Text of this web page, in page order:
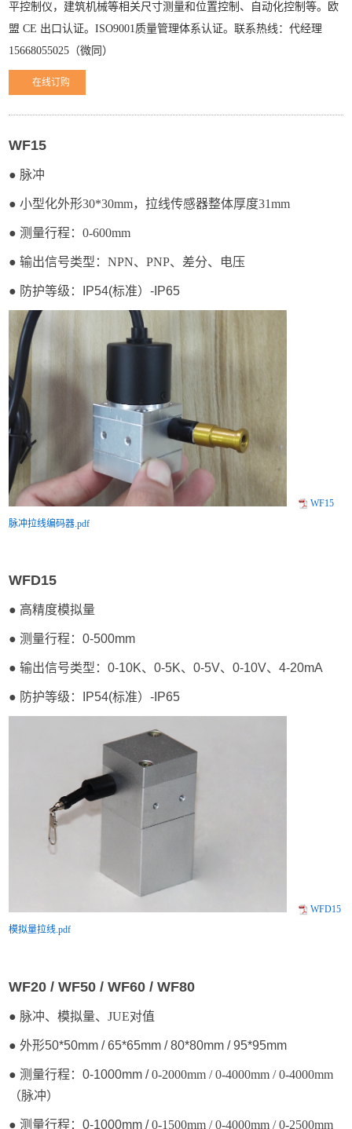
平控制仪，建筑机械等相关尺寸测量和位置控制、自动化控制等。欧
盟 CE 出口认证。ISO9001质量管理体系认证。联系热线：代经理
15668055025（微同）
在线订购
WF15
● 脉冲
● 小型化外形30*30mm，拉线传感器整体厚度31mm
● 测量行程：0-600mm
● 输出信号类型：NPN、PNP、差分、电压
● 防护等级：IP54(标准）-IP65
WF15
脉冲拉线编码器.pdf
WFD15
● 高精度模拟量
● 测量行程：0-500mm
● 输出信号类型：0-10K、0-5K、0-5V、0-10V、4-20mA
● 防护等级：IP54(标准）-IP65
WFD15
模拟量拉线.pdf
WF20 / WF50 / WF60 / WF80
● 脉冲、模拟量、JUE对值
● 外形50*50mm / 65*65mm /80*80mm / 95*95mm
● 测量行程：0-1000mm /0-2000mm / 0-4000mm / 0-4000mm
（脉冲）
● 测量行程：0-1000mm /0-1500mm / 0-4000mm / 0-2500mm